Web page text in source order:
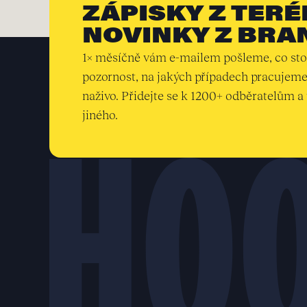
ZÁPISKY Z
NOVINKY Z
1× měsíčně vám e-mailem pošleme, co
pozornost, na jakých případech
naživo. Přidejte se k 1200+ odběratelům
jiného.